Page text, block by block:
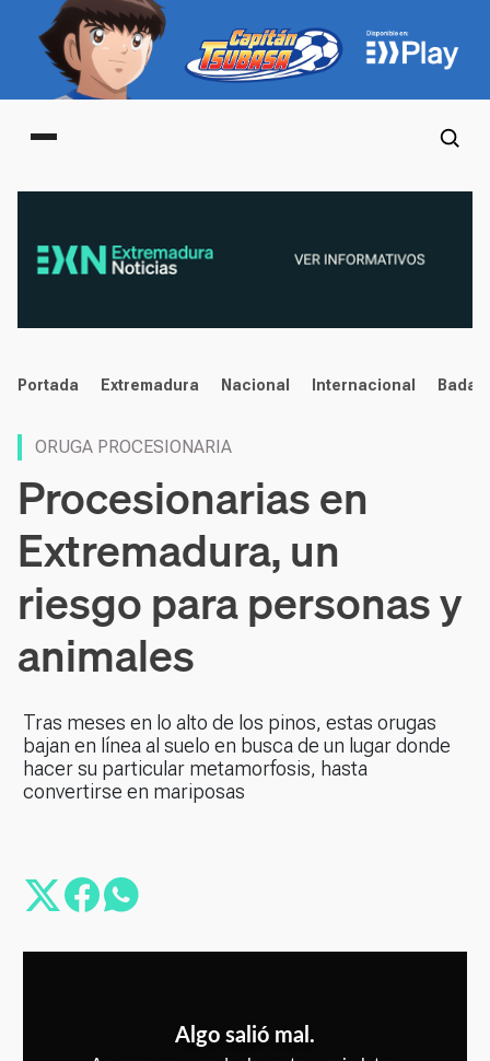
Main menu
noticias
Portada Extremadura Nacional Internacional
ORUGA PROCESIONARIA
Procesionarias en
Extremadura, un
riesgo para personas y
animales
Tras meses en lo alto de los pinos, estas orugas
bajan en línea al suelo en busca de un lugar donde
hacer su particular metamorfosis, hasta
convertirse en mariposas